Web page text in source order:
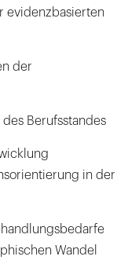
evidenzbasierten
der
Berufsstandes
in der
Wandel